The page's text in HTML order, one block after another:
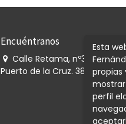
Encuéntranos
Calle Retama, nº3, Local 29.
Puerto de la Cruz. 38400.
Esta
propias
perfil